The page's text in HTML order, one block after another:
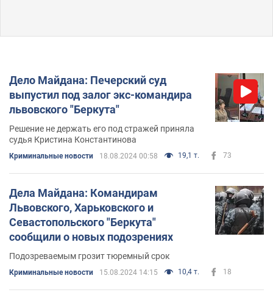
Дело Майдана: Печерский суд
выпустил под залог экс-командира
львовского "Беркута"
Решение не держать его под стражей приняла
судья Кристина Константинова
Криминальные новости 18.08.2024 00:58 19,1 т. 73
Дела Майдана: Командирам
Львовского, Харьковского и
Севастопольского "Беркута"
сообщили о новых подозрениях
Подозреваемым грозит тюремный срок
Криминальные новости 15.08.2024 14:15 10,4 т. 18